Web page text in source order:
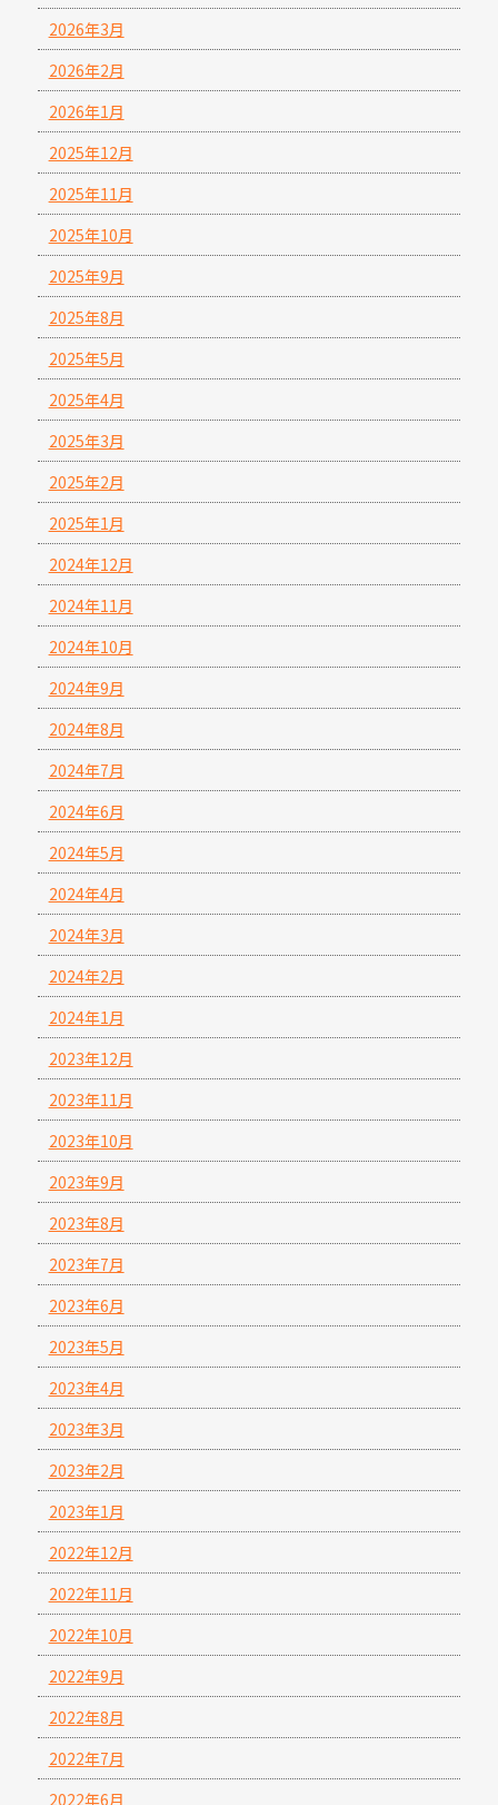
2026年3月
2026年2月
2026年1月
2025年12月
2025年11月
2025年10月
2025年9月
2025年8月
2025年5月
2025年4月
2025年3月
2025年2月
2025年1月
2024年12月
2024年11月
2024年10月
2024年9月
2024年8月
2024年7月
2024年6月
2024年5月
2024年4月
2024年3月
2024年2月
2024年1月
2023年12月
2023年11月
2023年10月
2023年9月
2023年8月
2023年7月
2023年6月
2023年5月
2023年4月
2023年3月
2023年2月
2023年1月
2022年12月
2022年11月
2022年10月
2022年9月
2022年8月
2022年7月
2022年6月